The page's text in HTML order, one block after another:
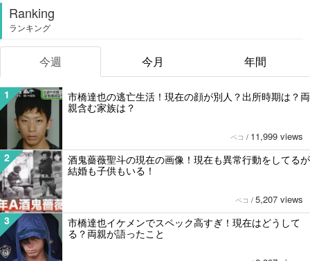
Ranking
ランキング
今週 今月 年間
1
市橋達也の逃亡生活！現在の顔が別人？出所時期は？両
親含む家族は？
ペコ / 11,999 views
2
酒鬼薔薇聖斗の現在の画像！現在も異常行動をしてるが
結婚も子供もいる！
ペコ / 5,207 views
3
市橋達也イケメンでスペック高すぎ！現在はどうして
る？両親が語ったこと